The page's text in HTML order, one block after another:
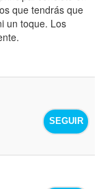
que tendrás que
un toque. Los
SEGUIR